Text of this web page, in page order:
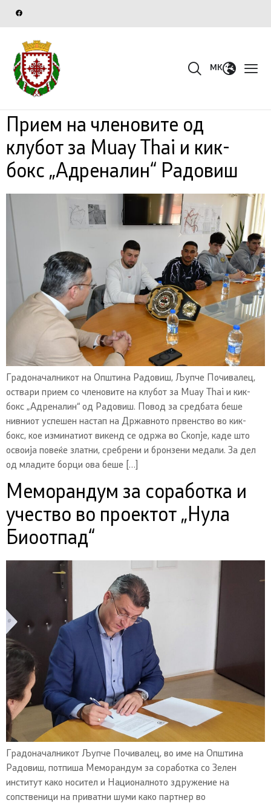
MK
Прием на членовите од
клубот за Muay Thai и кик-
бокс „Адреналин“ Радовиш
Градоначалникот на Општина Радовиш, Љупче Почивалец,
оствари прием со членовите на клубот за Muay Thai и кик-
бокс „Адреналин“ од Радовиш. Повод за средбата беше
нивниот успешен настап на Државното првенство во кик-
бокс, кое изминатиот викенд се одржа во Скопје, каде што
освоија повеќе златни, сребрени и бронзени медали. За дел
од младите борци ова беше […]
Меморандум за соработка и
учество во проектот „Нула
Биоотпад“
Градоначалникот Љупче Почивалец, во име на Општина
Радовиш, потпиша Меморандум за соработка со Зелен
институт како носител и Националното здружение на
сопственици на приватни шуми како партнер во